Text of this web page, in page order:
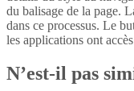
du balisage de la page.
dans ce processus. Le
les applications ont
N’est-il pas